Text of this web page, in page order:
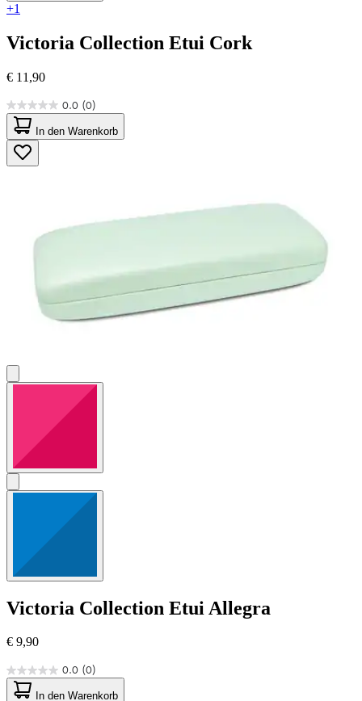
+1
Victoria Collection Etui Cork
€ 11,90
0.0 (0)
0.0
von
5
Sternen.
In den Warenkorb
Victoria Collection Etui Allegra
€ 9,90
0.0 (0)
0.0
von
In den Warenkorb